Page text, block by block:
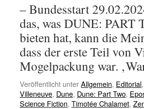
– Bundesstart
das, was DUNE: PART
bieten hat, kann die
dass der erste Teil von
Mogelpackung war.
Veröffentlicht unterAllgemein, Editorial,
Villeneuve, Dune, Dune: Part Two,
Science Fiction, Timotée Chalamet,